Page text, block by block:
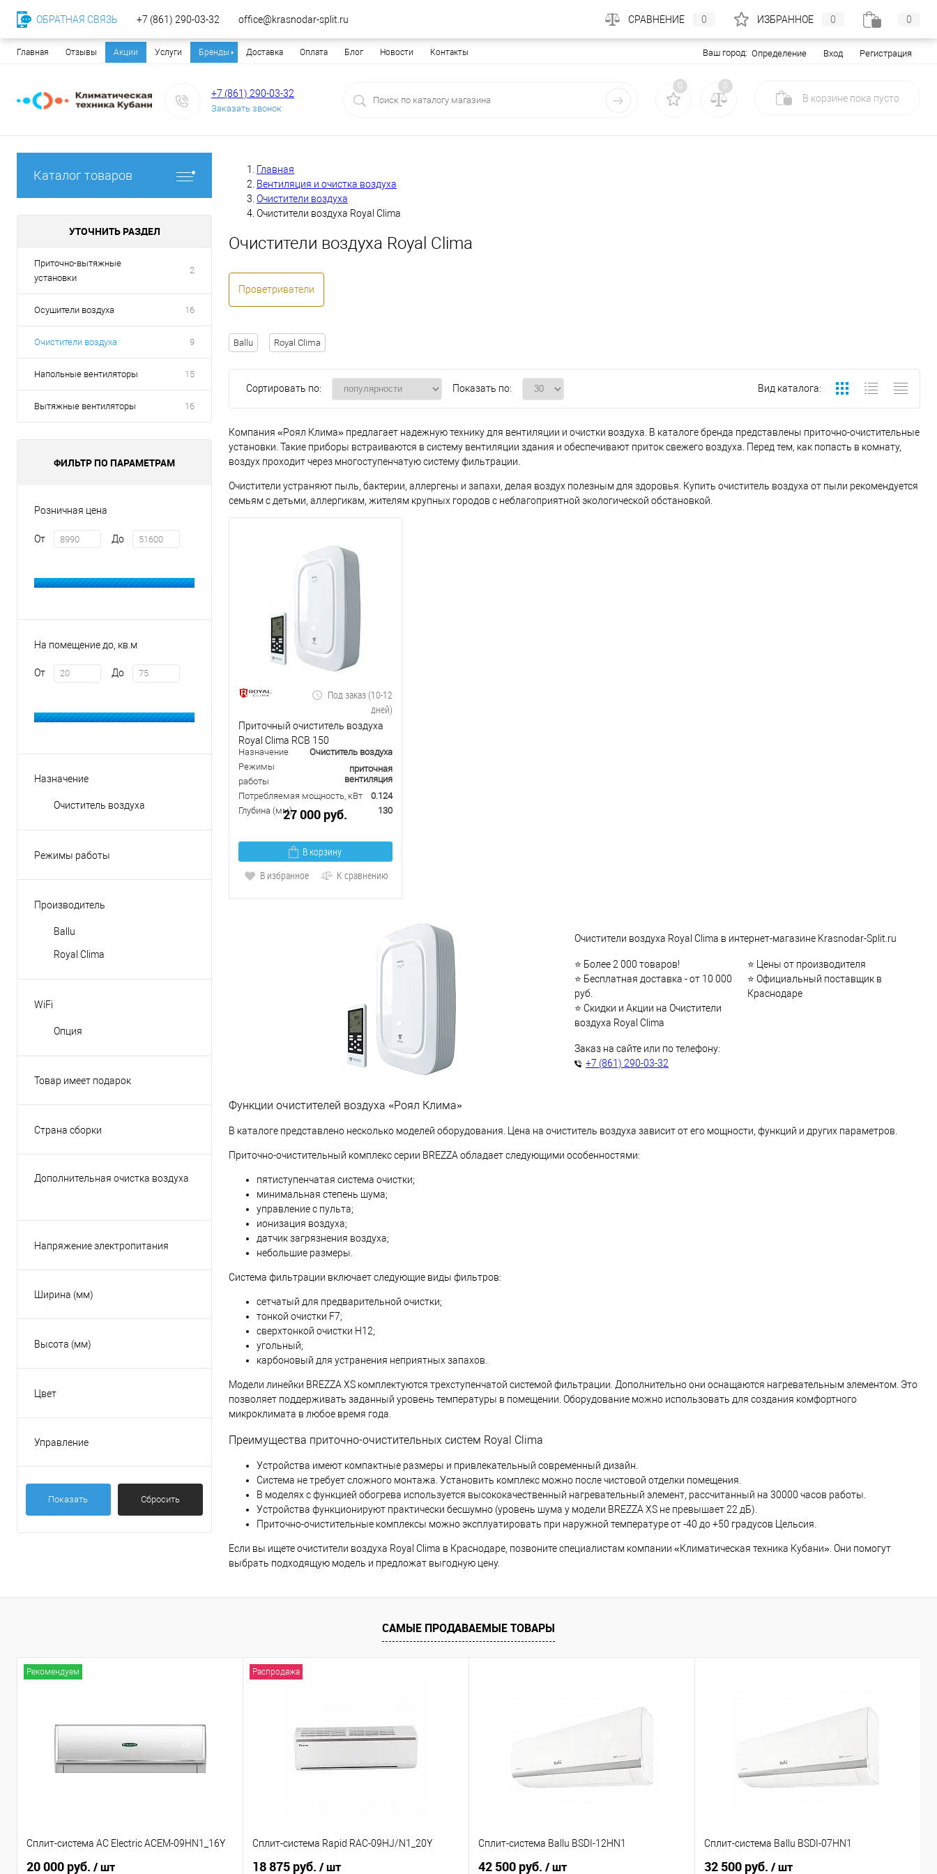
Главная Отзывы Акции Услуги Бренды Доставка Оплата Блог Новости Контакты Ваш город: Определение Вход Регистрация
+7 (861) 290-03-32
Заказать звонок
0 0
В корзине пока пусто
Каталог товаров
УТОЧНИТЬ РАЗДЕЛ
Приточно-вытяжные
установки
2
Осушители воздуха 16
Очистители воздуха 9
Напольные вентиляторы 15
Вытяжные вентиляторы 16
ФИЛЬТР ПО ПАРАМЕТРАМ
Розничная цена
От До
На помещение до, кв.м
От До
Назначение
Очиститель воздуха
Режимы работы
Производитель
Ballu
Royal Clima
WiFi
Опция
Товар имеет подарок
Страна сборки
Дополнительная очистка воздуха
Напряжение электропитания
Ширина (мм)
Высота (мм)
Цвет
Управление
Показать Сбросить
Главная
Вентиляция и очистка воздуха
Очистители воздуха
Очистители воздуха Royal Clima
Очистители воздуха Royal Clima
Проветриватели
Ballu Royal Clima
Сортировать по: Показать по: Вид каталога:
Компания «Роял Клима» предлагает надежную технику для вентиляции и очистки воздуха. В каталоге бренда представлены приточно-очистительные
установки. Такие приборы встраиваются в систему вентиляции здания и обеспечивают приток свежего воздуха. Перед тем, как попасть в комнату,
воздух проходит через многоступенчатую систему фильтрации.
Очистители устраняют пыль, бактерии, аллергены и запахи, делая воздух полезным для здоровья. Купить очиститель воздуха от пыли рекомендуется
семьям с детьми, аллергикам, жителям крупных городов с неблагоприятной экологической обстановкой.
Под заказ (10-12
дней)
Приточный очиститель воздуха
Royal Clima RCB 150
Назначение
Очиститель воздуха
Режимы
работы
приточная
вентиляция
Потребляемая мощность, кВт
0.124
Глубина (мм)
130
27 000 руб.
В корзину
В избранное
К сравнению
Очистители воздуха Royal Clima в интернет-магазине Krasnodar-Split.ru
⭐ Более 2 000 товаров!
⭐ Бесплатная доставка - от 10 000
руб.
⭐ Скидки и Акции на Очистители
воздуха Royal Clima
⭐ Цены от производителя
⭐ Официальный поставщик в
Краснодаре
Заказ на сайте или по телефону:
+7 (861) 290-03-32
Функции очистителей воздуха «Роял Клима»
В каталоге представлено несколько моделей оборудования. Цена на очиститель воздуха зависит от его мощности, функций и других параметров.
Приточно-очистительный комплекс серии BREZZA обладает следующими особенностями:
пятиступенчатая система очистки;
минимальная степень шума;
управление с пульта;
ионизация воздуха;
датчик загрязнения воздуха;
небольшие размеры.
Система фильтрации включает следующие виды фильтров:
сетчатый для предварительной очистки;
тонкой очистки F7;
сверхтонкой очистки H12;
угольный;
карбоновый для устранения неприятных запахов.
Модели линейки BREZZA XS комплектуются трехступенчатой системой фильтрации. Дополнительно они оснащаются нагревательным элементом. Это
позволяет поддерживать заданный уровень температуры в помещении. Оборудование можно использовать для создания комфортного
микроклимата в любое время года.
Преимущества приточно-очистительных систем Royal Clima
Устройства имеют компактные размеры и привлекательный современный дизайн.
Система не требует сложного монтажа. Установить комплекс можно после чистовой отделки помещения.
В моделях с функцией обогрева используется высококачественный нагревательный элемент, рассчитанный на 30000 часов работы.
Устройства функционируют практически бесшумно (уровень шума у модели BREZZA XS не превышает 22 дБ).
Приточно-очистительные комплексы можно эксплуатировать при наружной температуре от -40 до +50 градусов Цельсия.
Если вы ищете очистители воздуха Royal Clima в Краснодаре, позвоните специалистам компании «Климатическая техника Кубани». Они помогут
выбрать подходящую модель и предложат выгодную цену.
САМЫЕ ПРОДАВАЕМЫЕ ТОВАРЫ
Рекомендуем
Сплит-система AC Electric ACEM-09HN1_16Y
20 000 руб. / шт
Распродажа
Сплит-система Rapid RAC-09HJ/N1_20Y
18 875 руб. / шт
Сплит-система Ballu BSDI-12HN1
42 500 руб. / шт
Сплит-система Ballu BSDI-07HN1
32 500 руб. / шт
ОБРАТНАЯ СВЯЗЬ +7 (861) 290-03-32 office@krasnodar-split.ru СРАВНЕНИЕ 0 ИЗБРАННОЕ 0 0